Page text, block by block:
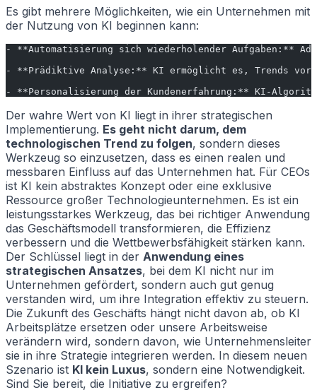
Es gibt mehrere Möglichkeiten, wie ein Unternehmen mit
der Nutzung von KI beginnen kann:
- **Automatisierung sich wiederholender Aufgaben:**
- **Prädiktive Analyse:** KI ermöglicht es, Trends
- **Personalisierung der Kundenerfahrung:** KI-
Der wahre Wert von KI liegt in ihrer strategischen
Implementierung. Es geht nicht darum, dem
technologischen Trend zu folgen, sondern dieses
Werkzeug so einzusetzen, dass es einen realen und
messbaren Einfluss auf das Unternehmen hat. Für CEOs
ist KI kein abstraktes Konzept oder eine exklusive
Ressource großer Technologieunternehmen. Es ist ein
leistungsstarkes Werkzeug, das bei richtiger Anwendung
das Geschäftsmodell transformieren, die Effizienz
verbessern und die Wettbewerbsfähigkeit stärken kann.
Der Schlüssel liegt in der Anwendung eines
strategischen Ansatzes, bei dem KI nicht nur im
Unternehmen gefördert, sondern auch gut genug
verstanden wird, um ihre Integration effektiv zu steuern.
Die Zukunft des Geschäfts hängt nicht davon ab, ob KI
Arbeitsplätze ersetzen oder unsere Arbeitsweise
verändern wird, sondern davon, wie Unternehmensleiter
sie in ihre Strategie integrieren werden. In diesem neuen
Szenario ist KI kein Luxus, sondern eine Notwendigkeit.
Sind Sie bereit, die Initiative zu ergreifen?